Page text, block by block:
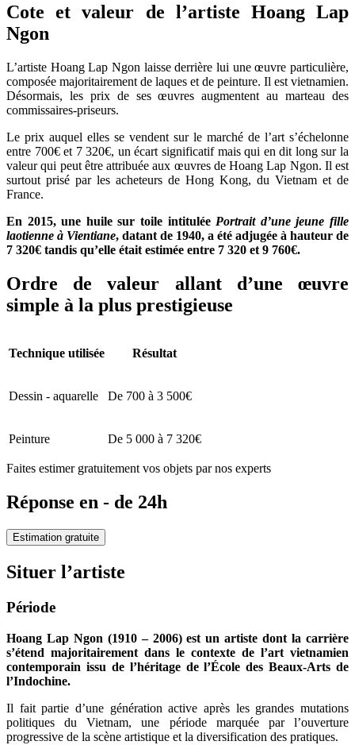
Cote et valeur de l’artiste Hoang Lap
Ngon
L’artiste Hoang Lap Ngon laisse derrière lui une œuvre particulière,
composée majoritairement de laques et de peinture. Il est vietnamien.
Désormais, les prix de ses œuvres augmentent au marteau des
commissaires-priseurs.
Le prix auquel elles se vendent sur le marché de l’art s’échelonne
entre 700€ et 7 320€, un écart significatif mais qui en dit long sur la
valeur qui peut être attribuée aux œuvres de Hoang Lap Ngon. Il est
surtout prisé par les acheteurs de Hong Kong, du Vietnam et de
France.
En 2015, une huile sur toile intitulée Portrait d’une jeune fille
laotienne à Vientiane, datant de 1940, a été adjugée à hauteur de
7 320€ tandis qu’elle était estimée entre 7 320 et 9 760€.
Ordre de valeur allant d’une œuvre
simple à la plus prestigieuse
Technique utilisée Résultat
Dessin - aquarelle De 700 à 3 500€
Peinture De 5 000 à 7 320€
Faites estimer gratuitement vos objets par nos experts
Réponse en - de 24h
Estimation gratuite
Situer l’artiste
Période
Hoang Lap Ngon (1910 – 2006) est un artiste dont la carrière
s’étend majoritairement dans le contexte de l’art vietnamien
contemporain issu de l’héritage de l’École des Beaux-Arts de
l’Indochine.
Il fait partie d’une génération active après les grandes mutations
politiques du Vietnam, une période marquée par l’ouverture
progressive de la scène artistique et la diversification des pratiques.